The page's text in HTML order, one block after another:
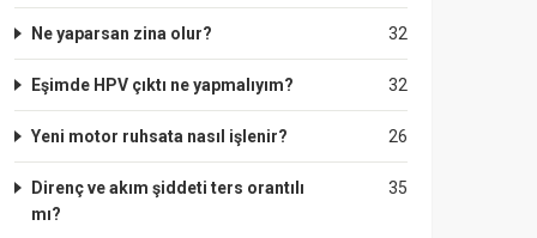
32
Ne yaparsan zina olur?
32
Eşimde HPV çıktı ne yapmalıyım?
26
Yeni motor ruhsata nasıl işlenir?
35
Direnç ve akım şiddeti ters orantılı
mı?